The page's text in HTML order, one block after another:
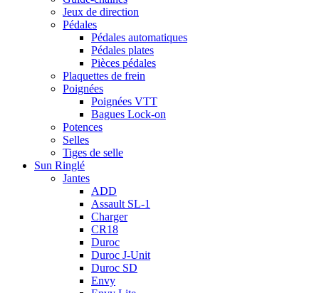
Jeux de direction
Pédales
Pédales automatiques
Pédales plates
Pièces pédales
Plaquettes de frein
Poignées
Poignées VTT
Bagues Lock-on
Potences
Selles
Tiges de selle
Sun Ringlé
Jantes
ADD
Assault SL-1
Charger
CR18
Duroc
Duroc J-Unit
Duroc SD
Envy